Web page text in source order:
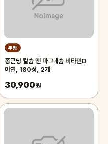
쿠팡
종근당 칼슘 앤 마그네슘 비타민D
아연, 180정, 2개
30,900원